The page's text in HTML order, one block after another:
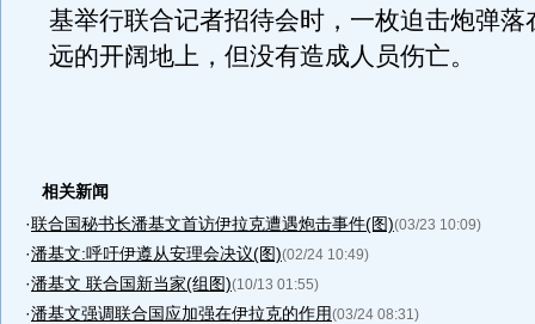
基举行联合记者招待会时，一枚迫击炮弹落
远的开阔地上，但没有造成人员伤亡。
相关新闻
·联合国秘书长潘基文首访伊拉克遭遇炮击事件(图)(03/23 10:09)
·潘基文:呼吁伊遵从安理会决议(图)(02/24 10:49)
·潘基文 联合国新当家(组图)(10/13 01:55)
·潘基文强调联合国应加强在伊拉克的作用(03/24 08:31)